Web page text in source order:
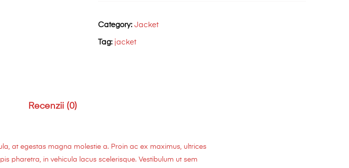
Category: Jacket
Tag: jacket
Recenzii (0)
at egestas magna molestie a. Proin ac ex maximus, ultrices
pharetra, in vehicula lacus scelerisque. Vestibulum ut sem